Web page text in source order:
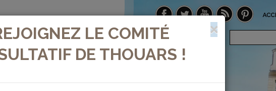
LE COMITÉ
DE THOUARS !